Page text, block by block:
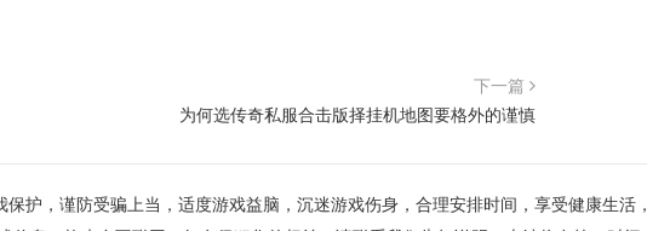
下一篇
为何选传奇私服合击版择挂机地图要格外的谨慎
护，谨防受骗上当，适度游戏益脑，沉迷游戏伤身，合理安排时间，享受健康生活，